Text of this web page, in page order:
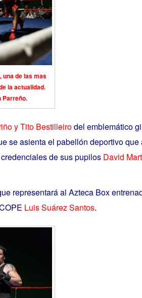
una de las mas
la actualidad.
Parreño.
y Tito Bestilleirodel emblemático
se asienta el pabellón deportivo que
de sus pupilos David
representará al Azteca Box
Luis Suárez Santos.